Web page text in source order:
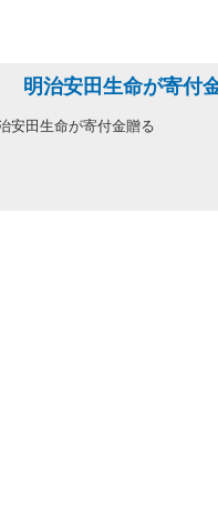
明治安田生命が寄
安田生命が寄付金贈る